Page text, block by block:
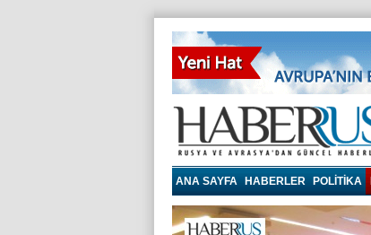
Haberrus.com
ANA SAYFA HABERLER POLITIKA